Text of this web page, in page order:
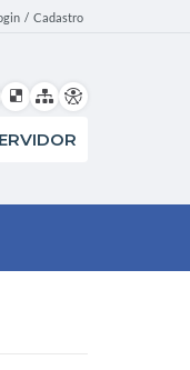
/ Cadastro